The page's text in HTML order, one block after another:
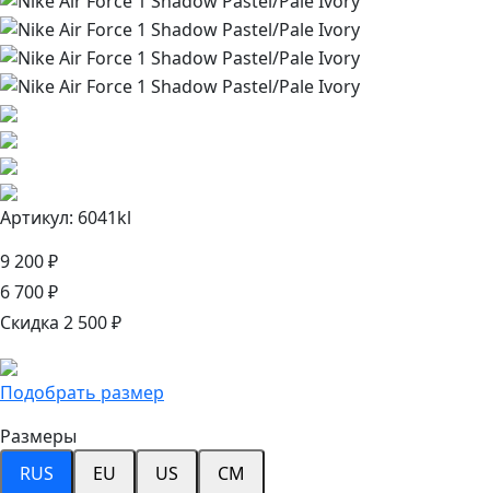
Артикул: 6041kl
9 200 ₽
6 700 ₽
Скидка 2 500 ₽
Подобрать размер
Размеры
RUS
EU US CM